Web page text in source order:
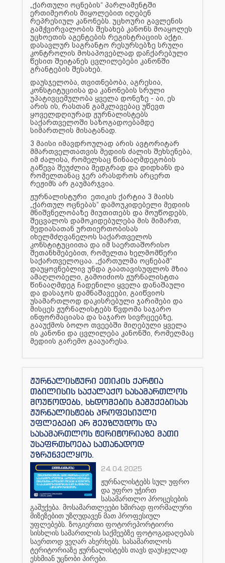
„ქართული ოცნების“ პარლამენტში
ერთიმეორის მიყოლებით იღებენ
რეპრესიულ კანონებს. უცხოური გავლენის
გამჭვირვალობის შესახებ კანონს მოაყოლეს
უცხოეთის აგენტების რეგისტრაციის აქტი.
დასავლურ საგრანტო რესურსებზე სრული
კონტროლის მოსაპოვებლად დაჩქარებული
წესით შეიტანეს ცვლილებები კანონში
გრანტების შესახებ.
დაუსჯელობა, თვითნებობა, აგრესია,
კონსტიტუციისა და კანონების სრული
უპატივცემულობა ყველა დონეზე - აი, ეს
არის ის, რასთან გამკლავებაც უწევთ
ყოველდღიურად ჟურნალისტებს
საქართველოში საზოგადოებამდე
სიმართლის მისატანად.
3 მაისი იმავდროულად არის ავტორიტარ
მმართველთათვის მედიის ძალის შეხსენება,
იმ ძალისა, რომელსაც წინააღმდეგობის
გაწევა შეუძლია მედგრად და დიდხანს და
რომელთანაც ჯერ არასდროს არცერთ
რეჟიმს არ გაუმარჯვია.
ჟურნალისტური ეთიკის ქარტია 3 მაისს
„ქართულ ოცნებას“ დამოუკიდებელი მედიის
მნიშვნელობაზე მიუთითებს და მოუწოდებს,
შეცვალოს დამოკიდებულება მის მიმართ,
მედიასათან ურთიერთობისას
იხელმძღვანელოს საქართველოს
კონსტიტუციითა და იმ საერთაშორისო
შეთანხმებებით, რომელთა ხელმომწერი
საქართველოცაა. „ქართულმა ოცნებამ“
დაუყოვნებლივ უნდა გაათავისუფლოს მზია
ამაღლობელი, გამოიძიოს ჟურნალისტთა
წინააღმდეგ ჩადენილი ყველა დანაშაული
და დასაჯოს დამნაშავეები, გაიწვიოს
უსამართლოდ დაკისრებული ჯარიმები და
მისცეს ჟურნალისტებს წვდომა საჯარო
ინფორმაციასა და საჯარო სივრცეებზე,
გააუქმოს ბოლო თვეებში მიღებული ყველა
ის კანონი და ცვლილება კანონში, რომელმაც
მედიის გარემო გააუარესა.
ჟურნალისტური ეთიკის ქარტია
თბილისის საქალაქო სასამართლოს
მოუწოდებს, სხდომების გაშუქებისას
ჟურნალისტებს პროფესიული
უფლებები არ შეუზღუდოს და
სასამართლოს ტერიტორიაზე მათი
უსაფრთხოება სათანადოდ
უზრუნველყოს.
24.04.2025
ჟურნალისტებს სულ უფრო
და უფრო უჭირთ
სასამართლო პროცესების
გაშუქება მოსამართლეები ხშირად ფორმალური
მიზეზებით უზღუდავენ მათ პროფესიულ
უფლებებს ზოგიერთი ფოტორეპორტიორი
სისხლის სამართლის საქმეებზე ფოტოგადაღებას
საერთოდ ვეღარ ახერხებს სასამართლოს
ტერიტორიაზე ჟურნალისტებს თავს დაუსჯელად
ესხმიან უცნობი პირები